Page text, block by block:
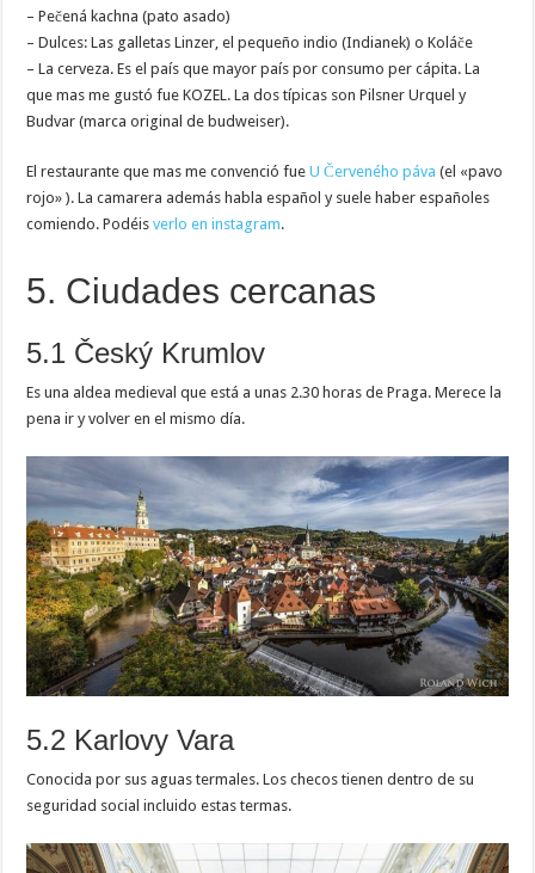
– Pečená kachna (pato asado)
– Dulces: Las galletas Linzer, el pequeño indio (Indianek) o Koláče
– La cerveza. Es el país que mayor país por consumo per cápita. La
que mas me gustó fue KOZEL. La dos típicas son Pilsner Urquel y
Budvar (marca original de budweiser).
El restaurante que mas me convenció fueU Červeného páva (el «pavo
rojo» ). La camarera además habla español y suele haber españoles
comiendo. Podéisverlo en instagram.
5. Ciudades cercanas
5.1 Český Krumlov
Es una aldea medieval que está a unas 2.30 horas de Praga. Merece la
pena ir y volver en el mismo día.
5.2 Karlovy Vara
Conocida por sus aguas termales. Los checos tienen dentro de su
seguridad social incluido estas termas.